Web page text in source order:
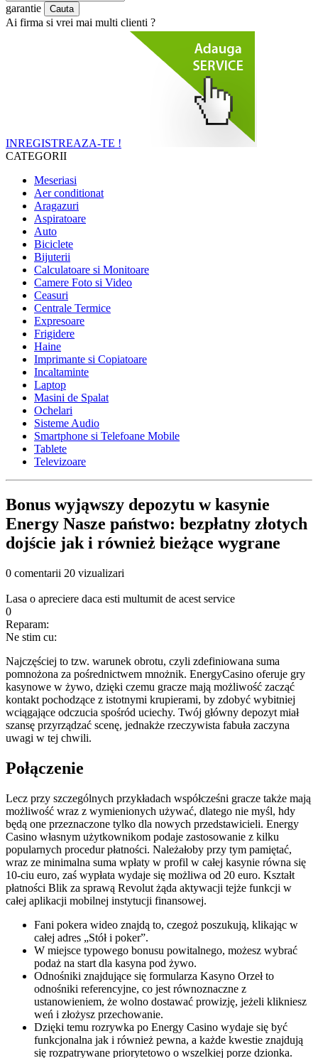
garantie
Ai firma si vrei mai multi clienti ?
INREGISTREAZA-TE !
CATEGORII
Meseriasi
Aer conditionat
Aragazuri
Aspiratoare
Auto
Biciclete
Bijuterii
Calculatoare si Monitoare
Camere Foto si Video
Ceasuri
Centrale Termice
Expresoare
Frigidere
Haine
Imprimante si Copiatoare
Incaltaminte
Laptop
Masini de Spalat
Ochelari
Sisteme Audio
Smartphone si Telefoane Mobile
Tablete
Televizoare
Bonus wyjąwszy depozytu w kasynie
Energy Nasze państwo: bezpłatny złotych
dojście jak i również bieżące wygrane
0 comentarii 20 vizualizari
Lasa o apreciere daca esti multumit de acest service
0
Reparam:
Ne stim cu:
Najczęściej to tzw. warunek obrotu, czyli zdefiniowana suma
pomnożona za pośrednictwem mnożnik. EnergyCasino oferuje gry
kasynowe w żywo, dzięki czemu gracze mają możliwość zacząć
kontakt pochodzące z istotnymi krupierami, by zdobyć wybitniej
wciągające odczucia spośród uciechy. Twój główny depozyt miał
szansę przyrządzać scenę, jednakże rzeczywista fabuła zaczyna
uwagi w tej chwili.
Połączenie
Lecz przy szczególnych przykładach współcześni gracze także mają
możliwość wraz z wymienionych używać, dlatego nie myśl, hdy
będą one przeznaczone tylko dla nowych przedstawicieli. Energy
Casino własnym użytkownikom podaje zastosowanie z kilku
popularnych procedur płatności. Należałoby przy tym pamiętać,
wraz ze minimalna suma wpłaty w profil w całej kasynie równa się
10-ciu euro, zaś wypłata wydaje się możliwa od 20 euro. Kształt
płatności Blik za sprawą Revolut żąda aktywacji tejże funkcji w
całej aplikacji mobilnej instytucji finansowej.
Fani pokera wideo znajdą to, czegoż poszukują, klikając w
całej adres „Stół i poker”.
W miejsce typowego bonusu powitalnego, możesz wybrać
podaż na start dla kasyna pod żywo.
Odnośniki znajdujące się formularza Kasyno Orzeł to
odnośniki referencyjne, co jest równoznaczne z
ustanowieniem, że wolno dostawać prowizję, jeżeli klikniesz
weń i złożysz przechowanie.
Dzięki temu rozrywka po Energy Casino wydaje się być
funkcjonalna jak i również pewna, a każde kwestie znajdują
się rozpatrywane priorytetowo o wszelkiej porze dzionka.